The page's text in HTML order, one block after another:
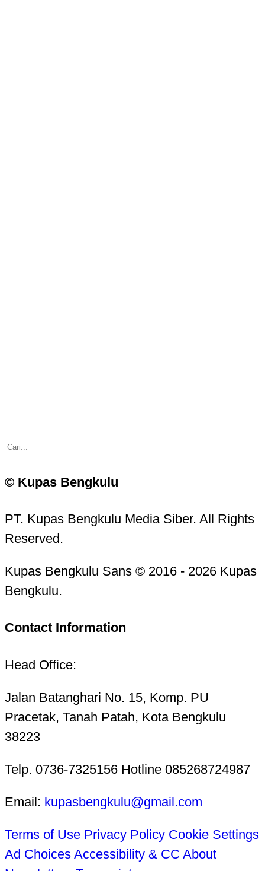
© Kupas Bengkulu
PT. Kupas Bengkulu Media Siber. All Rights
Reserved.
Kupas Bengkulu Sans © 2016 - 2026 Kupas
Bengkulu.
Contact Information
Head Office:
Jalan Batanghari No. 15, Komp. PU
Pracetak, Tanah Patah, Kota Bengkulu
38223
Telp. 0736-7325156 Hotline 085268724987
Email: kupasbengkulu@gmail.com
Terms of Use Privacy Policy Cookie Settings
Ad Choices Accessibility & CC About